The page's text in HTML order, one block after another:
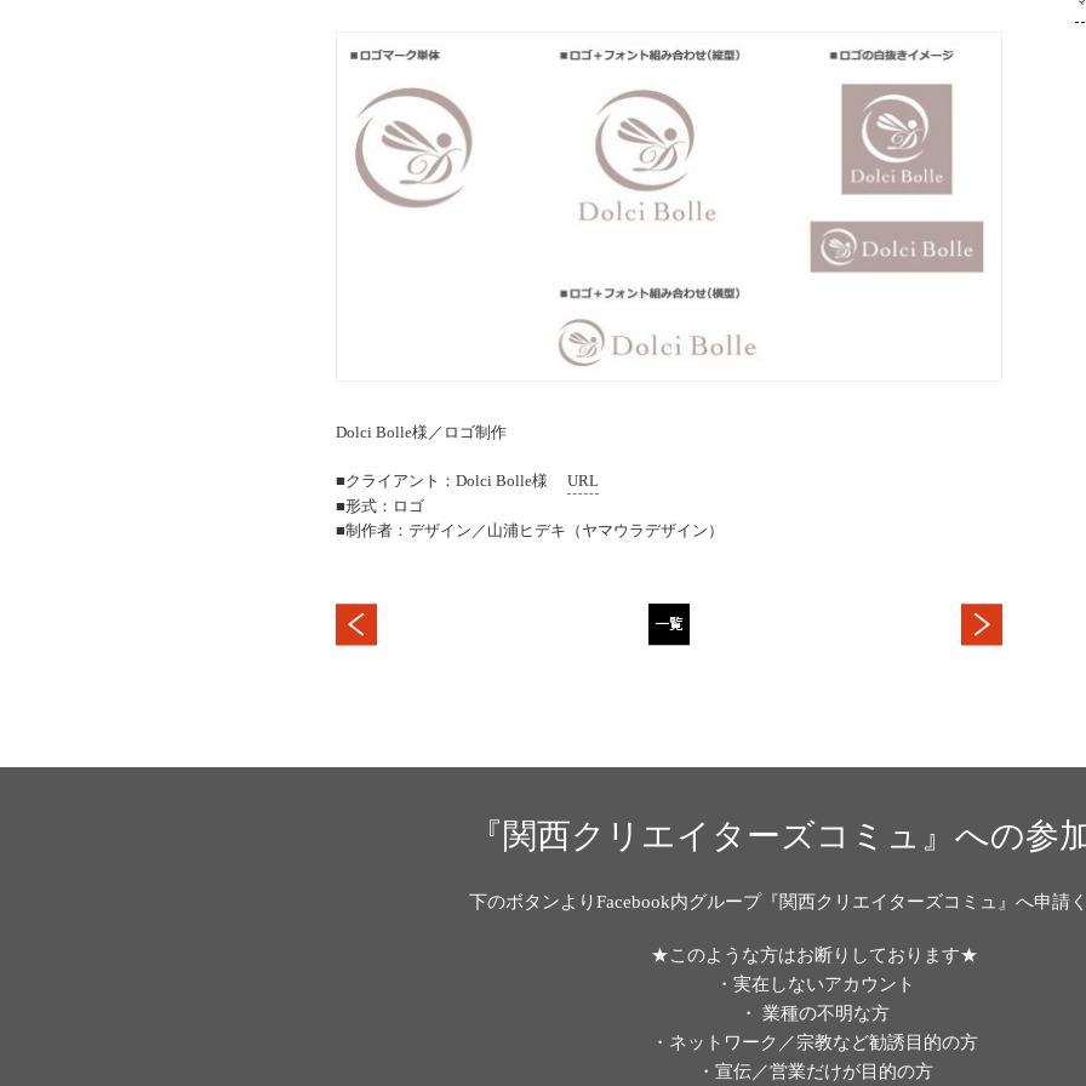
Dolci Bolle様／ロゴ制作
■クライアント：Dolci Bolle様
URL
■形式：ロゴ
■制作者：デザイン／山浦ヒデキ（ヤマウラデザイン）
『関西クリエイターズコミュ』への参
下のボタンよりFacebook内グループ『関西クリエイターズコミュ』へ申請く
★このような方はお断りしております★
・実在しないアカウント
・ 業種の不明な方
・ネットワーク／宗教など勧誘目的の方
・宣伝／営業だけが目的の方